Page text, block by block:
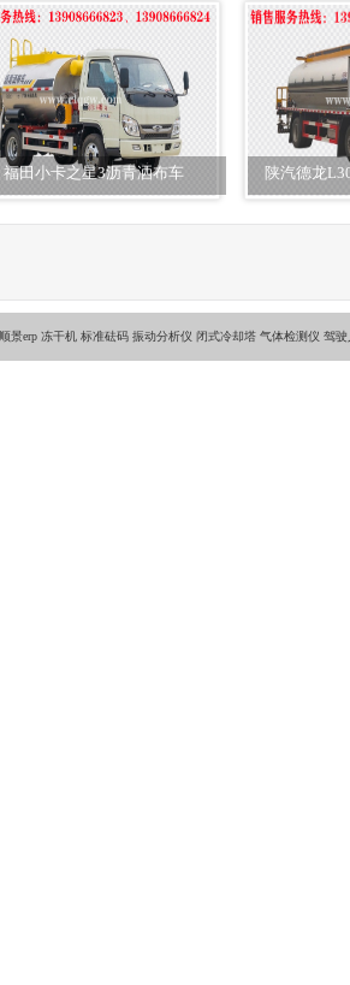
福田小卡之星3沥青洒布车 陕汽德龙
顺景erp 冻干机 标准砝码 振动分析仪 闭式冷却塔 气体检测仪 驾驶